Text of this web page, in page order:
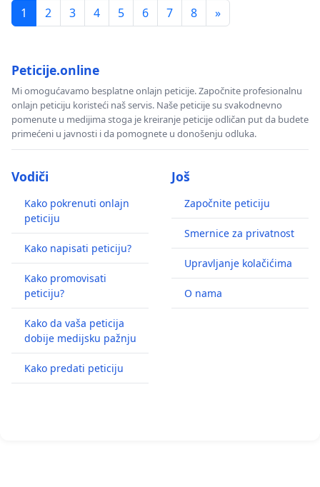
1
2 3 4 5 6 7 8 »
Peticije.online
Mi omogućavamo besplatne onlajn peticije. Započnite profesionalnu
onlajn peticiju koristeći naš servis. Naše peticije su svakodnevno
pomenute u medijima stoga je kreiranje peticije odličan put da budete
primećeni u javnosti i da pomognete u donošenju odluka.
Vodiči
Kako pokrenuti onlajn
peticiju
Kako napisati peticiju?
Kako promovisati
peticiju?
Kako da vaša peticija
dobije medijsku pažnju
Kako predati peticiju
Još
Započnite peticiju
Smernice za privatnost
Upravljanje kolačićima
O nama